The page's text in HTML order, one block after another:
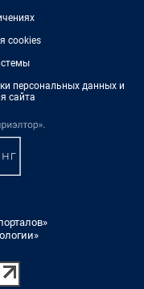
cookies
персональных данных и
сайта